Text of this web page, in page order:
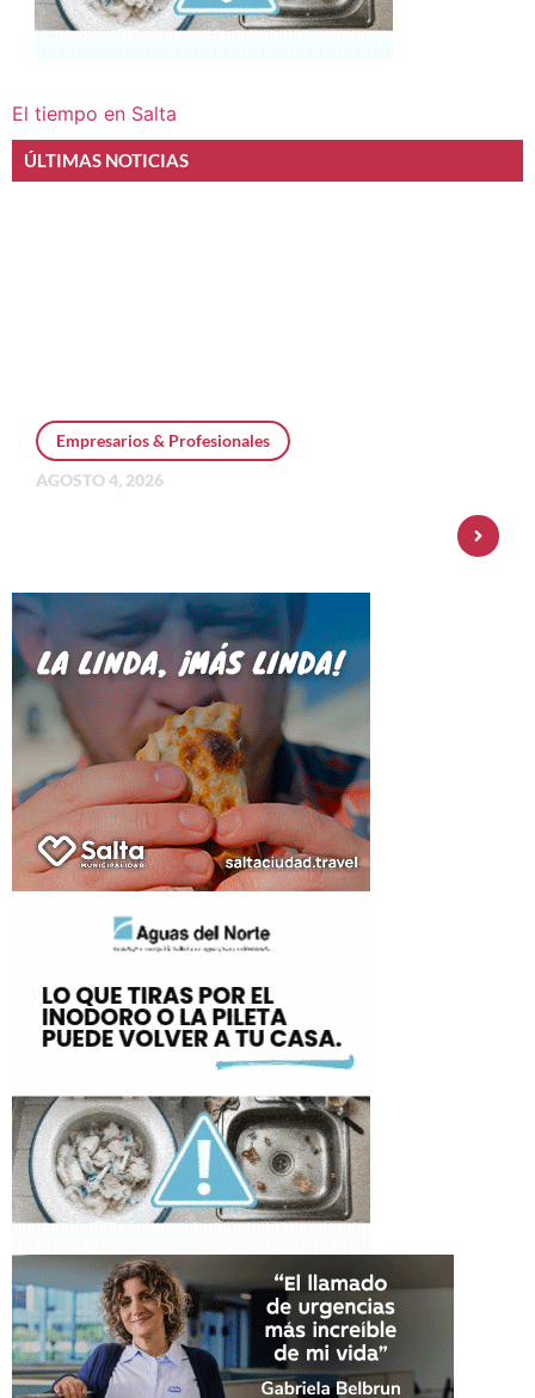
El tiempo en Salta
ÚLTIMAS NOTICIAS
Empresarios & Profesionales
AGOSTO 4, 2026